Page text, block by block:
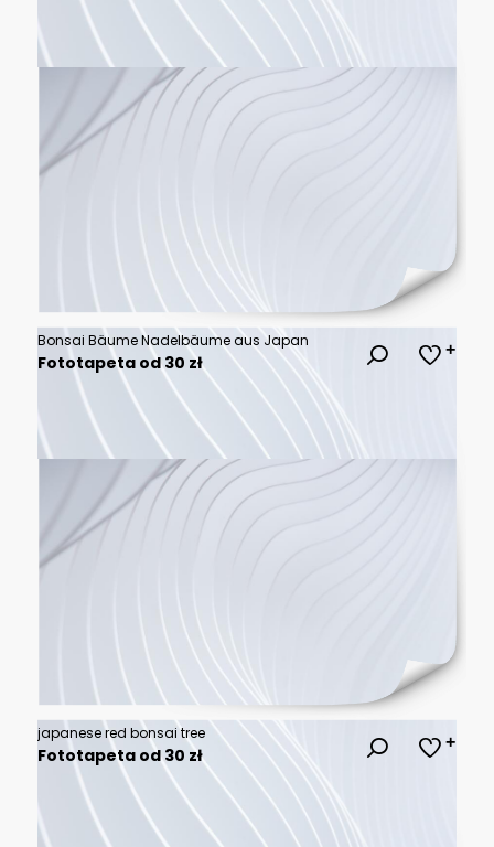
Bonsai Bäume Nadelbäume aus Japan
Fototapeta od 30 zł
japanese red bonsai tree
Fototapeta od 30 zł